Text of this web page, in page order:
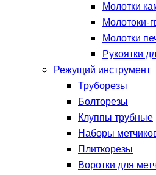
Молотки
Молотоки-
Молотки
Рукоятки
Режущий инструмент
Труборезы
Болторезы
Клуппы трубные
Наборы
Плиткорезы
Воротки для